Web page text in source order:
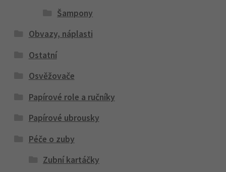
Šampony
Obvazy, náplasti
Ostatní
Osvěžovače
Papírové role a ručníky
Papírové ubrousky
Péče o zuby
Zubní kartáčky